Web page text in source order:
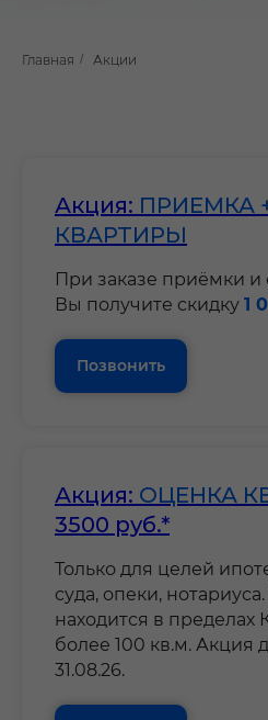
Главная / Акции
Акция: ПРИЕМКА
КВАРТИРЫ
При заказе приёмки и
Вы получите скидку 1
Позвонить
Акция: ОЦЕНКА
3500 руб.*
Только для целей
суда, опеки,
находится в
более 100 кв.м. Акция
31.08.26.